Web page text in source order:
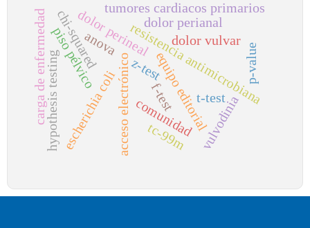
equipo editorial
acceso electrónicocomunidad
escherichia coli
resistencia antimicrobiana
dolor perineal
vulvodinia
dolor vulvar
dolor perianal
piso pélvico
carga de enfermedadhypothesis testing p-value
z-test
t-test
anova
chi-squared
f-test
tc-99m
tumores cardiacos primarios